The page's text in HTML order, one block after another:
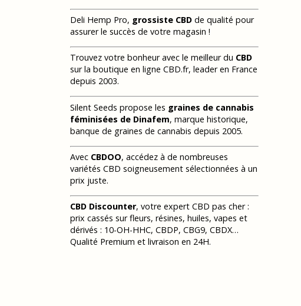
Deli Hemp Pro, grossiste CBD de qualité pour
assurer le succès de votre magasin !
Trouvez votre bonheur avec le meilleur du CBD
sur la boutique en ligne CBD.fr, leader en France
depuis 2003.
Silent Seeds propose les graines de cannabis
féminisées de Dinafem, marque historique,
banque de graines de cannabis depuis 2005.
Avec CBDOO, accédez à de nombreuses
variétés CBD soigneusement sélectionnées à un
prix juste.
CBD Discounter, votre expert CBD pas cher :
prix cassés sur fleurs, résines, huiles, vapes et
dérivés : 10-OH-HHC, CBDP, CBG9, CBDX…
Qualité Premium et livraison en 24H.